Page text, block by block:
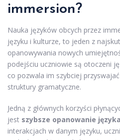
immersion?
Nauka języków obcych przez
języku i kulturze, to jeden z
opanowywania nowych
podejściu uczniowie są otoczeni
co pozwala im szybciej
struktury gramatyczne.
Jedną z głównych korzyści
jest szybsze opanowanie języka
interakcjach w danym języku,